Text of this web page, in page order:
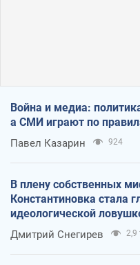
Война и медиа:
а СМИ играют по
Павел Казарин 924
В плену собственных
Константиновка стала
идеологической
оккупантов
Дмитрий Снегирев 2,9